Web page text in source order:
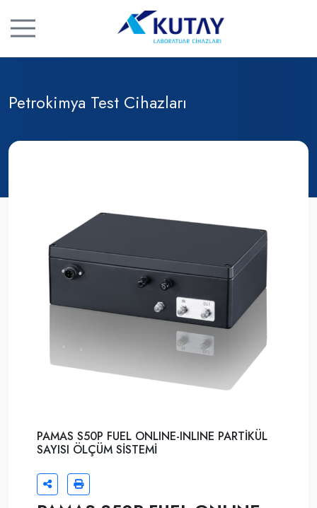
Petrokimya Test Cihazları
PAMAS S50P FUEL ONLINE-INLINE PARTİKÜL
SAYISI ÖLÇÜM SİSTEMİ